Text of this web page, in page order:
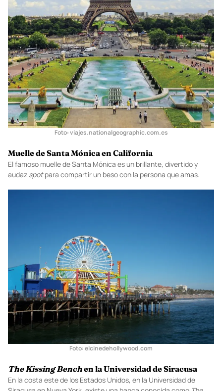
Foto:viajes.nationalgeographic.com.es